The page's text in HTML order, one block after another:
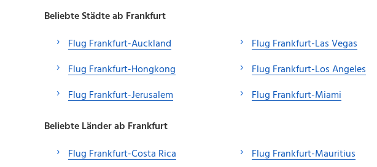
Beliebte Städte ab Frankfurt
Flug Frankfurt-Auckland
Flug Frankfurt-Hongkong
Flug Frankfurt-Jerusalem
Flug Frankfurt-Las Vegas
Flug Frankfurt-Los Angeles
Flug Frankfurt-Miami
Beliebte Länder ab Frankfurt
Flug Frankfurt-Costa Rica
Flug Frankfurt-Mauritius